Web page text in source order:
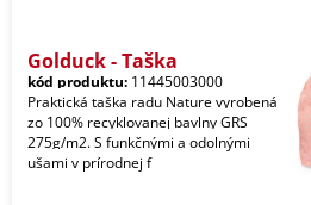
Golduck - Taška
kód produktu: 11445003000
Praktická taška radu Nature vyrobená
zo 100% recyklovanej bavlny GRS
275g/m2. S funkčnými a odolnými
ušami v prírodnej f